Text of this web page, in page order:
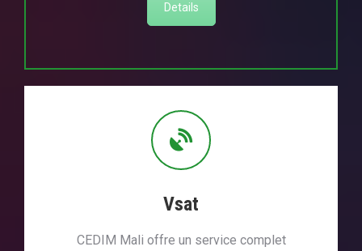
Details
Vsat
CEDIM Mali offre un service complet